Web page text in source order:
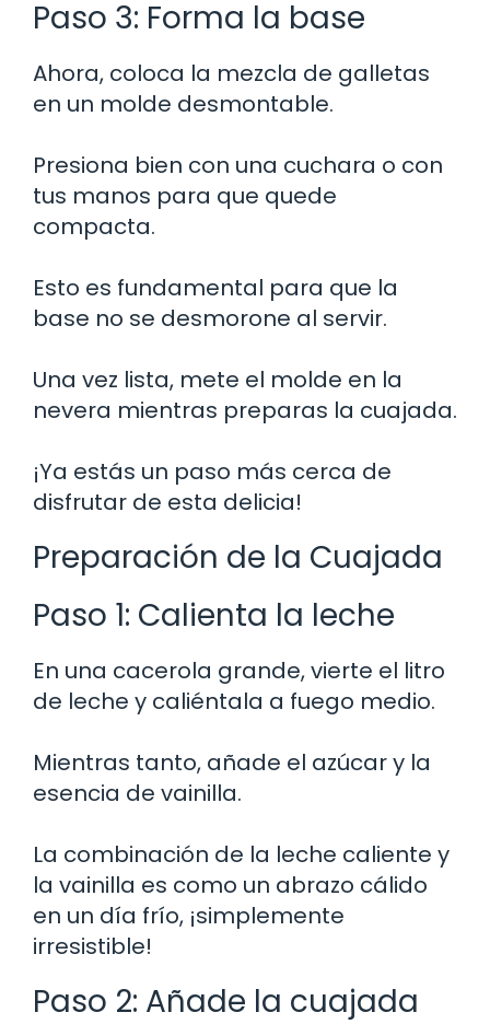
Paso 3: Forma la base
Ahora, coloca la mezcla de galletas
en un molde desmontable.
Presiona bien con una cuchara o con
tus manos para que quede
compacta.
Esto es fundamental para que la
base no se desmorone al servir.
Una vez lista, mete el molde en la
nevera mientras preparas la cuajada.
¡Ya estás un paso más cerca de
disfrutar de esta delicia!
Preparación de la Cuajada
Paso 1: Calienta la leche
En una cacerola grande, vierte el litro
de leche y caliéntala a fuego medio.
Mientras tanto, añade el azúcar y la
esencia de vainilla.
La combinación de la leche caliente y
la vainilla es como un abrazo cálido
en un día frío, ¡simplemente
irresistible!
Paso 2: Añade la cuajada